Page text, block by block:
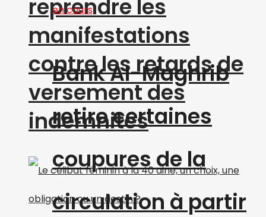
reprendre les
manifestations
contre les retards de
versement des
indemnités
Bank Al-Maghrib
retire certaines
coupures de la
circulation à partir